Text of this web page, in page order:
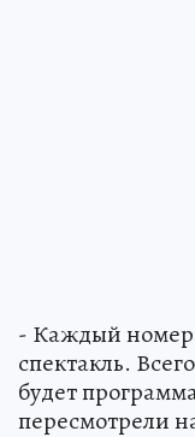
- Каждый номер
спектакль.
будет
пересмотрели